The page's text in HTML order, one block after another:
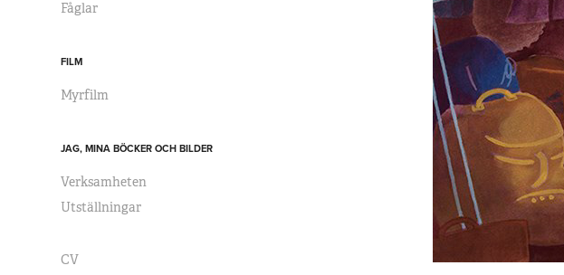
Fåglar
FILM
Myrfilm
JAG, MINA BÖCKER OCH BILDER
Verksamheten
Utställningar
CV